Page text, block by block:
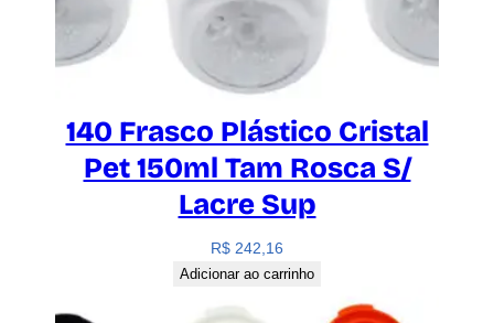
140 Frasco Plástico Cristal
Pet 150ml Tam Rosca S/
Lacre Sup
R$ 242,16
Adicionar ao carrinho